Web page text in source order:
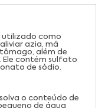
utilizado como
azia, má
além de
Ele contém sulfato
de sódio.
o conteúdo de
de água